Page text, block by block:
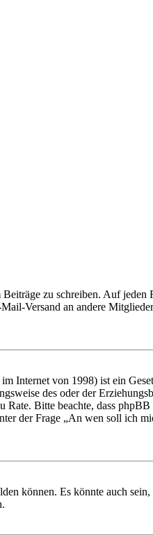
zu schreiben. Auf jeden
Versand an andere
Internet von 1998) ist ein
des oder der
Bitte beachte, dass
der Frage „An wen soll ich
können. Es könnte auch